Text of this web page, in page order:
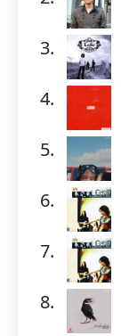
3.
4.
5.
6.
7.
8.